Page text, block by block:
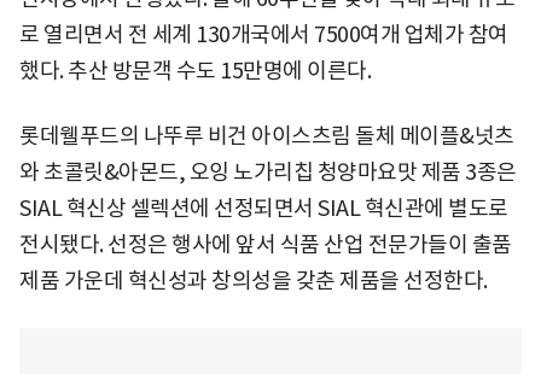
로 열리면서 전 세계 130개국에서 7500여개 업체가 참여
했다. 추산 방문객 수도 15만명에 이른다.
롯데웰푸드의 나뚜루 비건 아이스츠림 돌체 메이플&넛츠
와 초콜릿&아몬드, 오잉 노가리칩 청양마요맛 제품 3종은
SIAL 혁신상 셀렉션에 선정되면서 SIAL 혁신관에 별도로
전시됐다. 선정은 행사에 앞서 식품 산업 전문가들이 출품
제품 가운데 혁신성과 창의성을 갖춘 제품을 선정한다.